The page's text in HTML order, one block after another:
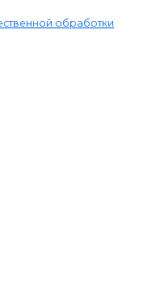
обработки